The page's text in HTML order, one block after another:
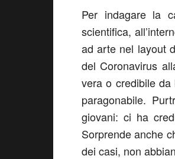
Per indagare la
scientifica,
ad arte nel layout
del Coronavirus
vera o credibile da
paragonabile.
giovani: ci ha
Sorprende anche
dei casi, non